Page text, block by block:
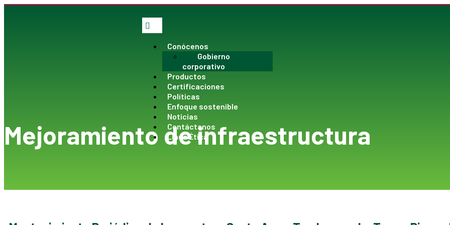
Conócenos
Gobierno
corporativo
Productos
Certificaciones
Políticas
Enfoque sostenible
Noticias
Contáctanos
Linea Ética
Mejoramiento de infraestructura